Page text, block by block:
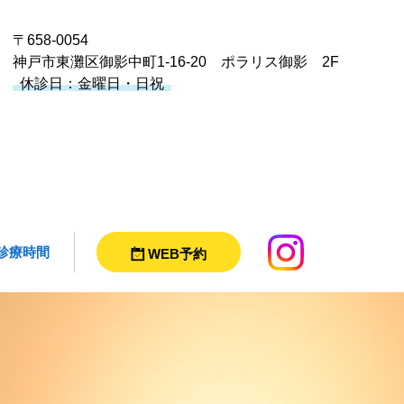
〒658-0054
神戸市東灘区御影中町1-16-20 ポラリス御影 2F
休診日：金曜日・日祝
療時間 WEB予約